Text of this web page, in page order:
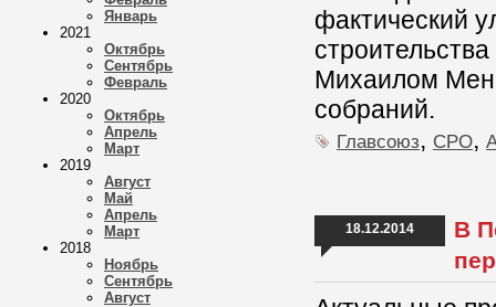
Январь
2021
Октябрь
Сентябрь
Февраль
2020
Октябрь
Апрель
Март
2019
Август
Май
Апрель
Март
2018
Ноябрь
Сентябрь
Август
фактический
Михаилом
собраний.
Главсоюз, СРО,
18.12.2014
В